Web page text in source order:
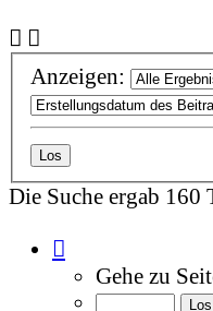
Anzeigen:
Die Suche ergab 160
1
von
Gehe zu